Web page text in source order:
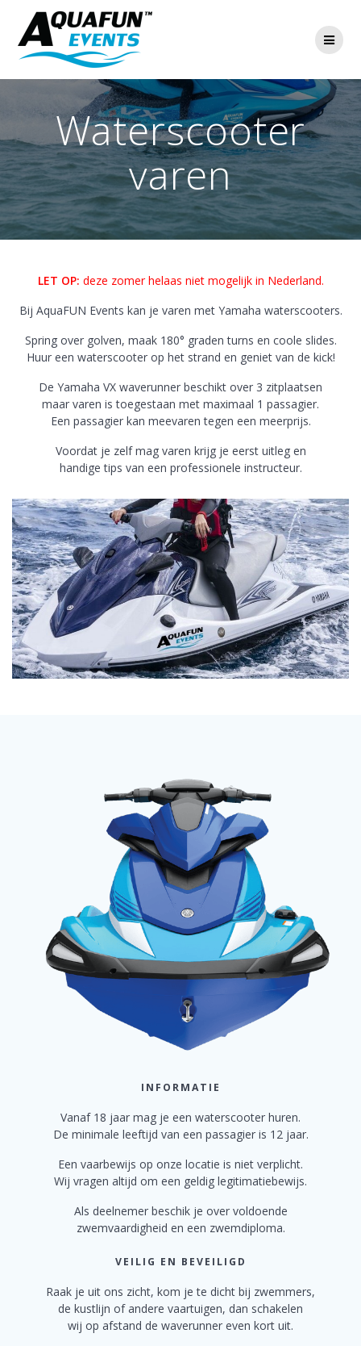
Waterscooter
varen
LET OP: deze zomer helaas niet mogelijk in Nederland.
Bij AquaFUN Events kan je varen met Yamaha waterscooters.
Spring over golven, maak 180° graden turns en coole slides.
Huur een waterscooter op het strand en geniet van de kick!
De Yamaha VX waverunner beschikt over 3 zitplaatsen
maar varen is toegestaan met maximaal 1 passagier.
Een passagier kan meevaren tegen een meerprijs.
Voordat je zelf mag varen krijg je eerst uitleg en
handige tips van een professionele instructeur.
INFORMATIE
Vanaf 18 jaar mag je een waterscooter huren.
De minimale leeftijd van een passagier is 12 jaar.
Een vaarbewijs op onze locatie is niet verplicht.
Wij vragen altijd om een geldig legitimatiebewijs.
Als deelnemer beschik je over voldoende
zwemvaardigheid en een zwemdiploma.
VEILIG EN BEVEILIGD
Raak je uit ons zicht, kom je te dicht bij zwemmers,
de kustlijn ofandere vaartuigen, dan schakelen
wij op afstand de waverunner even kort uit.